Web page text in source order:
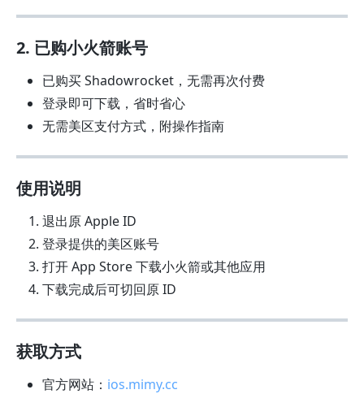
2. 已购小火箭账号
已购买 Shadowrocket，无需再次付费
登录即可下载，省时省心
无需美区支付方式，附操作指南
使用说明
退出原 Apple ID
登录提供的美区账号
打开 App Store 下载小火箭或其他应用
下载完成后可切回原 ID
获取方式
官方网站： ios.mimy.cc